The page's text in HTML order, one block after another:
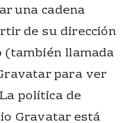
una cadena
de su dirección
(también llamada
para ver
política de
Gravatar está